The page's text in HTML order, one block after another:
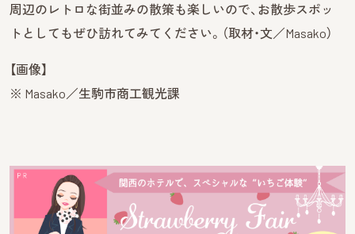
周辺のレトロな街並みの散策も楽しいので、お散歩スポッ
トとしてもぜひ訪れてみてください。（取材・文／Masako）
【画像】
※ Masako／生駒市商工観光課